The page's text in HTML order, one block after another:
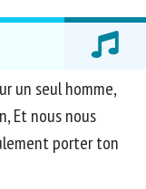
un seul homme,
Et nous nous
porter ton